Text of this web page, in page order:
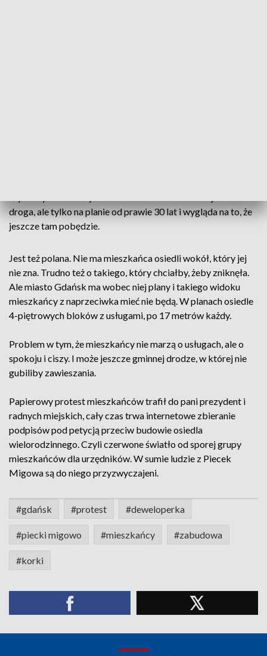
droga, ale tylko na planie od prawie 30 lat i wygląda na to, że
jeszcze tam pobędzie.
Jest też polana. Nie ma mieszkańca osiedli wokół, który jej
nie zna. Trudno też o takiego, który chciałby, żeby zniknęła.
Ale miasto Gdańsk ma wobec niej plany i takiego widoku
mieszkańcy z naprzeciwka mieć nie będą. W planach osiedle
4-piętrowych bloków z usługami, po 17 metrów każdy.
Problem w tym, że mieszkańcy nie marzą o usługach, ale o
spokoju i ciszy. I może jeszcze gminnej drodze, w której nie
gubiliby zawieszania.
Papierowy protest mieszkańców trafił do pani prezydent i
radnych miejskich, cały czas trwa internetowe zbieranie
podpisów pod petycją przeciw budowie osiedla
wielorodzinnego. Czyli czerwone światło od sporej grupy
mieszkańców dla urzędników. W sumie ludzie z Piecek
Migowa są do niego przyzwyczajeni.
#gdańsk #protest #deweloperka
#piecki migowo #mieszkańcy #zabudowa
#korki